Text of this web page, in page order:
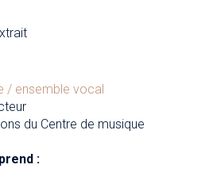
/ ensemble vocal
du Centre de musique
: